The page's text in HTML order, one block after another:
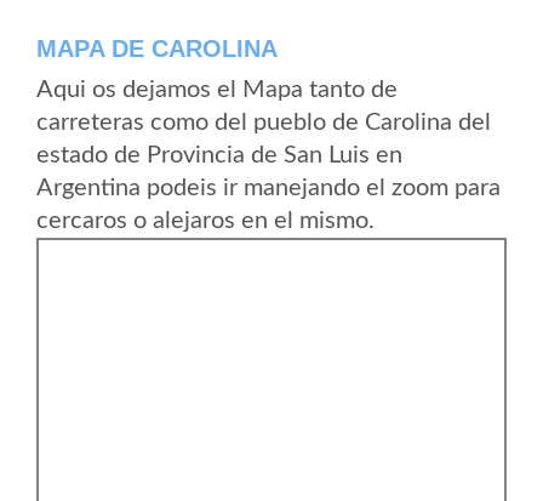
MAPA DE CAROLINA
Aqui os dejamos el Mapa tanto de
carreteras como del pueblo de Carolina del
estado de Provincia de San Luis en
Argentina podeis ir manejando el zoom para
cercaros o alejaros en el mismo.